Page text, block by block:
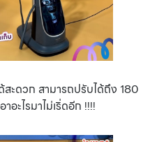
สะดวก สามารถปรับได้ถึง 180
อะไรมาไม่เริ่ดอีก !!!!